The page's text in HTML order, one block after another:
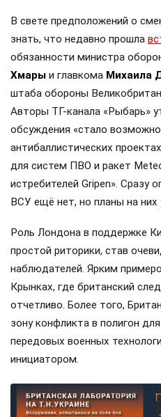
В свете предположений о
знать, что недавно прошла
обязанности министра
Хмары и главкома Михаила
штаба обороны
Авторы ТГ-канала «Рыбарь»
обсуждения «стало
антибаллистических
для систем ПВО и ракет
истребителей Gripen». Сразу
ВСУ ещё нет, но планы на них
Роль Лондона в поддержке
простой риторики, став
наблюдателей. Ярким
Крынках, где британский
отчетливо. Более того,
зону конфликта в полигон
передовых военных
инициатором.